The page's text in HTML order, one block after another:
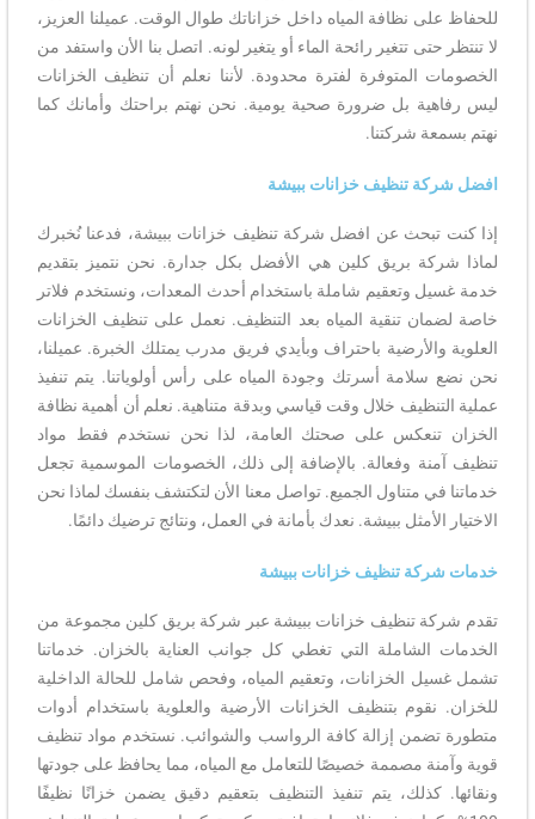
للحفاظ على نظافة المياه داخل خزاناتك طوال الوقت. عميلنا العزيز،
لا تنتظر حتى تتغير رائحة الماء أو يتغير لونه. اتصل بنا الأن واستفد من
الخصومات المتوفرة لفترة محدودة. لأننا نعلم أن تنظيف الخزانات
ليس رفاهية بل ضرورة صحية يومية. نحن نهتم براحتك وأمانك كما
نهتم بسمعة شركتنا.
افضل شركة تنظيف خزانات ببيشة
إذا كنت تبحث عن افضل شركة تنظيف خزانات ببيشة، فدعنا نُخبرك
لماذا شركة بريق كلين هي الأفضل بكل جدارة. نحن نتميز بتقديم
خدمة غسيل وتعقيم شاملة باستخدام أحدث المعدات، ونستخدم فلاتر
خاصة لضمان تنقية المياه بعد التنظيف. نعمل على تنظيف الخزانات
العلوية والأرضية باحتراف وبأيدي فريق مدرب يمتلك الخبرة. عميلنا،
نحن نضع سلامة أسرتك وجودة المياه على رأس أولوياتنا. يتم تنفيذ
عملية التنظيف خلال وقت قياسي وبدقة متناهية. نعلم أن أهمية نظافة
الخزان تنعكس على صحتك العامة، لذا نحن نستخدم فقط مواد
تنظيف آمنة وفعالة. بالإضافة إلى ذلك، الخصومات الموسمية تجعل
خدماتنا في متناول الجميع. تواصل معنا الأن لتكتشف بنفسك لماذا نحن
الاختيار الأمثل ببيشة. نعدك بأمانة في العمل، ونتائج ترضيك دائمًا.
خدمات شركة تنظيف خزانات ببيشة
تقدم شركة تنظيف خزانات ببيشة عبر شركة بريق كلين مجموعة من
الخدمات الشاملة التي تغطي كل جوانب العناية بالخزان. خدماتنا
تشمل غسيل الخزانات، وتعقيم المياه، وفحص شامل للحالة الداخلية
للخزان. نقوم بتنظيف الخزانات الأرضية والعلوية باستخدام أدوات
متطورة تضمن إزالة كافة الرواسب والشوائب. نستخدم مواد تنظيف
قوية وآمنة مصممة خصيصًا للتعامل مع المياه، مما يحافظ على جودتها
ونقائها. كذلك، يتم تنفيذ التنظيف بتعقيم دقيق يضمن خزانًا نظيفًا